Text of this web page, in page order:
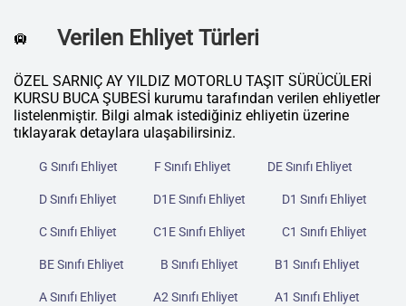
🛄 Verilen Ehliyet Türleri
ÖZEL SARNIÇ AY YILDIZ MOTORLU TAŞIT SÜRÜCÜLERİ
KURSU BUCA ŞUBESİ kurumu tarafından verilen ehliyetler
listelenmiştir. Bilgi almak istediğiniz ehliyetin üzerine
tıklayarak detaylara ulaşabilirsiniz.
G Sınıfı Ehliyet F Sınıfı Ehliyet DE Sınıfı Ehliyet
D Sınıfı Ehliyet D1E Sınıfı Ehliyet D1 Sınıfı Ehliyet
C Sınıfı Ehliyet C1E Sınıfı Ehliyet C1 Sınıfı Ehliyet
BE Sınıfı Ehliyet B Sınıfı Ehliyet B1 Sınıfı Ehliyet
A Sınıfı Ehliyet A2 Sınıfı Ehliyet A1 Sınıfı Ehliyet